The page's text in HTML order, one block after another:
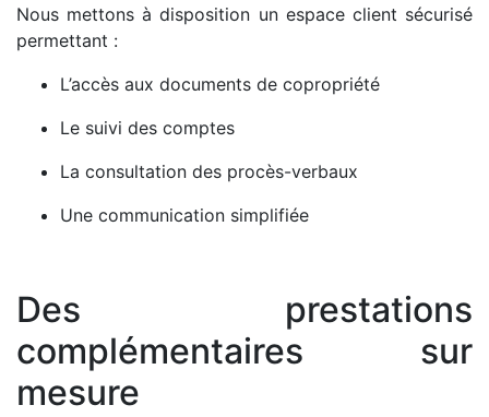
Nous mettons à disposition un espace client sécurisé
permettant :
L’accès aux documents de copropriété
Le suivi des comptes
La consultation des procès-verbaux
Une communication simplifiée
Des prestations
complémentaires sur
mesure